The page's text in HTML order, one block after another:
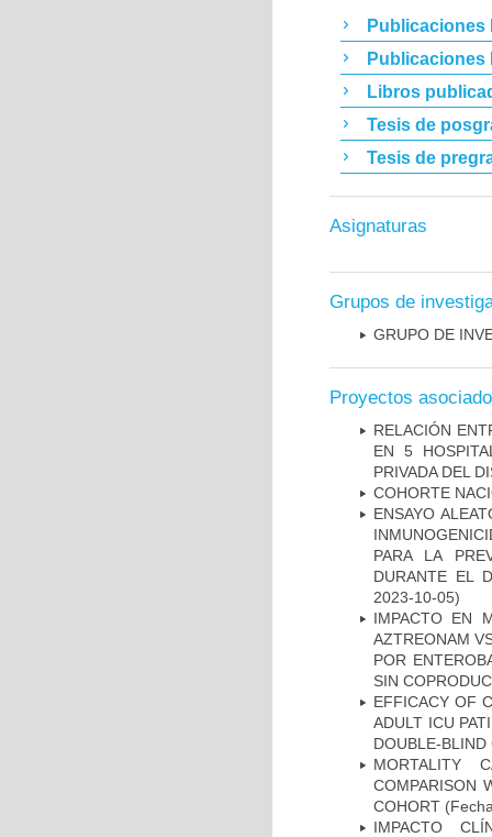
Publicaciones
Publicaciones
Libros
Tesis de
Tesis de
Asignaturas
Grupos de
GRUPO DE
Proyectos
RELACIÓN
EN 5
PRIVADA DEL
COHORTE
ENSAYO
PARA LA
DURANTE EL
2023-10-05)
IMPACTO EN
AZTREONAM
POR
SIN
EFFICACY OF
ADULT ICU
DOUBLE-BLIND
MORTALITY
COMPARISON
COHORT
IMPACTO